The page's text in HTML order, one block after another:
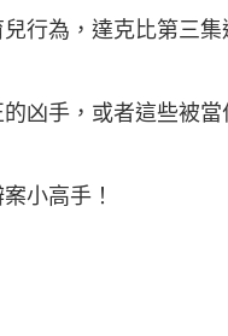
行為，達克比第三
凶手，或者這些被
小高手！